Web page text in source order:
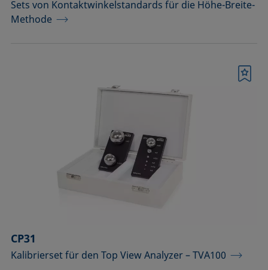
Sets von Kontaktwinkelstandards für die Höhe-Breite-
Methode
CP31
Kalibrierset für den Top View Analyzer – TVA100